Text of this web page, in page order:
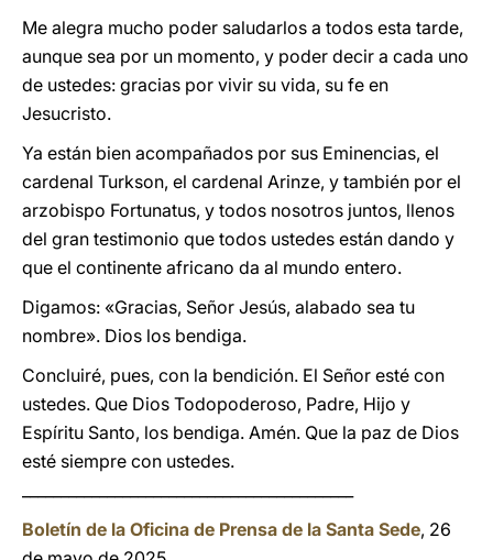
Me alegra mucho poder saludarlos a todos esta tarde,
aunque sea por un momento, y poder decir a cada uno
de ustedes: gracias por vivir su vida, su fe en
Jesucristo.
Ya están bien acompañados por sus Eminencias, el
cardenal Turkson, el cardenal Arinze, y también por el
arzobispo Fortunatus, y todos nosotros juntos, llenos
del gran testimonio que todos ustedes están dando y
que el continente africano da al mundo entero.
Digamos: «Gracias, Señor Jesús, alabado sea tu
nombre». Dios los bendiga.
Concluiré, pues, con la bendición. El Señor esté con
ustedes. Que Dios Todopoderoso, Padre, Hijo y
Espíritu Santo, los bendiga. Amén. Que la paz de Dios
esté siempre con ustedes.
Boletín de la Oficina de Prensa de la Santa Sede, 26